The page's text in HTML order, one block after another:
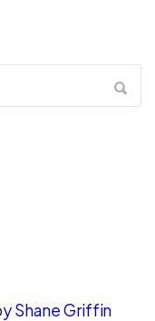
Shane Griffin